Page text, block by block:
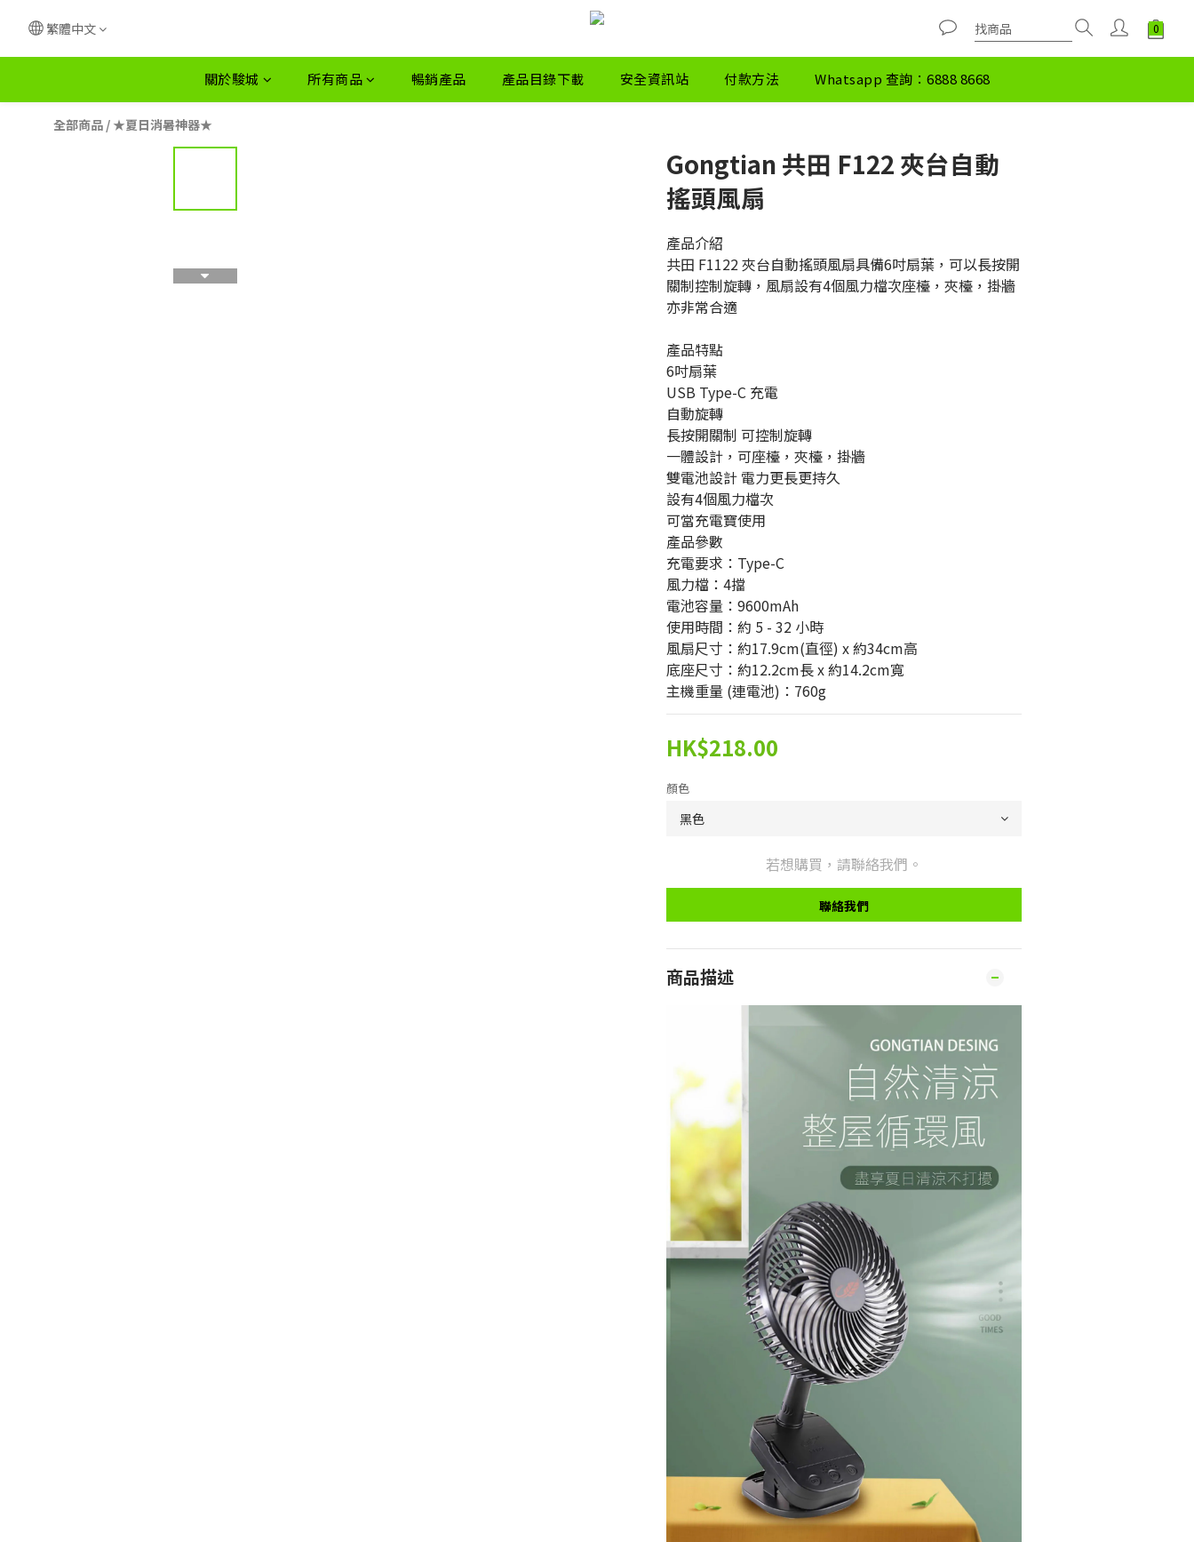
繁體中文
關於駿城 所有商品 暢銷產品 產品目錄下載 安全資訊站 付款方法 Whatsapp 查詢：6888 8668
全部商品 / ★夏日消暑神器★
Gongtian 共田 F122 夾台自動
搖頭風扇
產品介紹
共田 F1122 夾台自動搖頭風扇具備6吋扇葉，可以長按開
關制控制旋轉，風扇設有4個風力檔次座檯，夾檯，掛牆
亦非常合適
產品特點
6吋扇葉
USB Type-C 充電
自動旋轉
長按開關制 可控制旋轉
一體設計，可座檯，夾檯，掛牆
雙電池設計 電力更長更持久
設有4個風力檔次
可當充電寶使用
產品參數
充電要求：Type-C
風力檔：4擋
電池容量：9600mAh
使用時間：約 5 - 32 小時
風扇尺寸：約17.9cm(直徑) x 約34cm高
底座尺寸：約12.2cm長 x 約14.2cm寬
主機重量 (連電池)：760g
HK$218.00
顏色
若想購買，請聯絡我們。
聯絡我們
商品描述